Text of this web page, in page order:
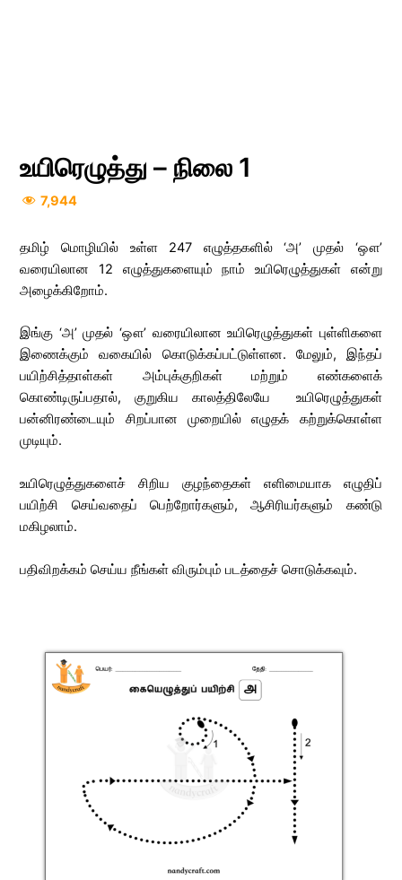
உயிரெழுத்து – நிலை 1
7,944
தமிழ் மொழியில் உள்ள 247 எழுத்தகளில் ‘அ’ முதல் ‘ஔ’
வரையிலான 12 எழுத்துகளையும் நாம் உயிரெழுத்துகள் என்று
அழைக்கிறோம்.
இங்கு ‘அ’ முதல் ‘ஔ’ வரையிலான உயிரெழுத்துகள் புள்ளிகளை
இணைக்கும் வகையில் கொடுக்கப்பட்டுள்ளன. மேலும், இந்தப்
பயிற்சித்தாள்கள் அம்புக்குறிகள் மற்றும் எண்களைக்
கொண்டிருப்பதால், குறுகிய காலத்திலேயே உயிரெழுத்துகள்
பன்னிரண்டையும் சிறப்பான முறையில் எழுதக் கற்றுக்கொள்ள
முடியும்.
உயிரெழுத்துகளைச் சிறிய குழந்தைகள் எளிமையாக எழுதிப்
பயிற்சி செய்வதைப் பெற்றோர்களும், ஆசிரியர்களும் கண்டு
மகிழலாம்.
பதிவிறக்கம் செய்ய நீங்கள் விரும்பும் படத்தைச் சொடுக்கவும்.